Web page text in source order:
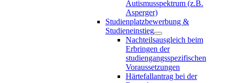
Autismusspektrum (z.B.
Asperger)
Studienplatzbewerbung &
Studieneinstieg
Nachteilsausgleich beim
Erbringen der
studiengangsspezifischen
Voraussetzungen
Härtefallantrag bei der